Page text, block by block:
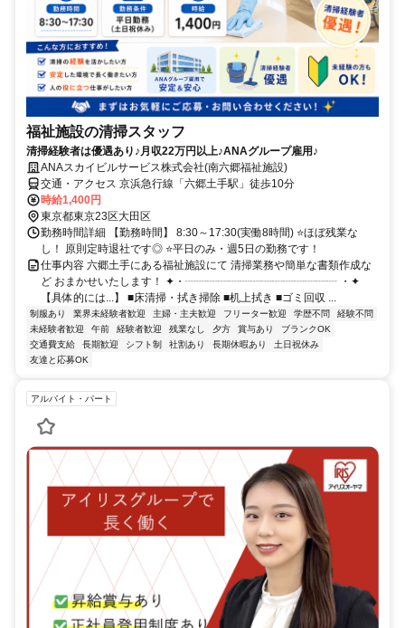
福祉施設の清掃スタッフ
清掃経験者は優遇あり♪月収22万円以上♪ANAグループ雇用♪
ANAスカイビルサービス株式会社(南六郷福祉施設)
交通・アクセス 京浜急行線「六郷土手駅」徒歩10分
時給1,400円
東京都東京23区大田区
勤務時間詳細 【勤務時間】 8:30～17:30(実働8時間) ⭐ほぼ残業な
し！ 原則定時退社です◎ ⭐平日のみ・週5日の勤務です！
仕事内容 六郷土手にある福祉施設にて 清掃業務や簡単な書類作成な
ど おまかせいたします！ ✦・┈┈┈┈┈┈┈┈┈┈┈┈┈┈ ・✦
【具体的には...】 ■床清掃・拭き掃除 ■机上拭き ■ゴミ回収 ...
制服あり 業界未経験者歓迎 主婦・主夫歓迎 フリーター歓迎 学歴不問
経験不問
未経験者歓迎
午前 経験者歓迎 残業なし 夕方 賞与あり
ブランクOK
交通費支給
長期歓迎 シフト制 社割あり 長期休暇あり
土日祝休み
友達と応募OK
アルバイト・パート